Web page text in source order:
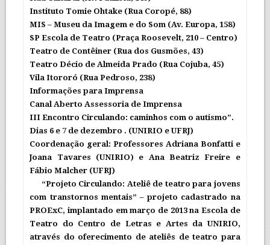
Instituto Tomie Ohtake (Rua Coropé, 88)
MIS – Museu da Imagem e do Som (Av. Europa, 158)
SP Escola de Teatro (Praça Roosevelt, 210 – Centro)
Teatro de Contêiner (Rua dos Gusmões, 43)
Teatro Décio de Almeida Prado (Rua Cojuba, 45)
Vila Itororó (Rua Pedroso, 238)
Informações para Imprensa
Canal Aberto Assessoria de Imprensa
III Encontro Circulando: caminhos com o autismo”.
Dias 6 e 7 de dezembro . (UNIRIO e UFRJ)
Coordenação geral: Professores Adriana Bonfatti e
Joana Tavares (UNIRIO) e Ana Beatriz Freire e
Fábio Malcher (UFRJ)
“Projeto Circulando: Ateliê de teatro para jovens
com transtornos mentais” – projeto cadastrado na
PROExC, implantado em março de 2013 na Escola de
Teatro do Centro de Letras e Artes da UNIRIO,
através do oferecimento de ateliês de teatro para